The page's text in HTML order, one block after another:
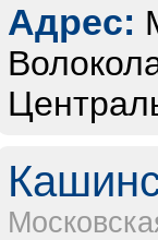
Адрес: